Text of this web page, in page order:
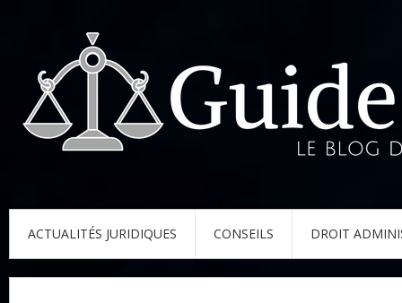
ACTUALITÉS JURIDIQUES CONSEILS DROIT